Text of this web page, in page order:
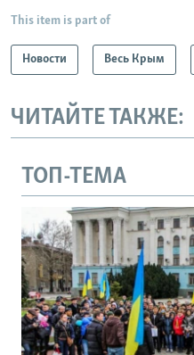
This item is part of
Новости Весь Крым
ЧИТАЙТЕ ТАКЖЕ:
ТОП-ТЕМА